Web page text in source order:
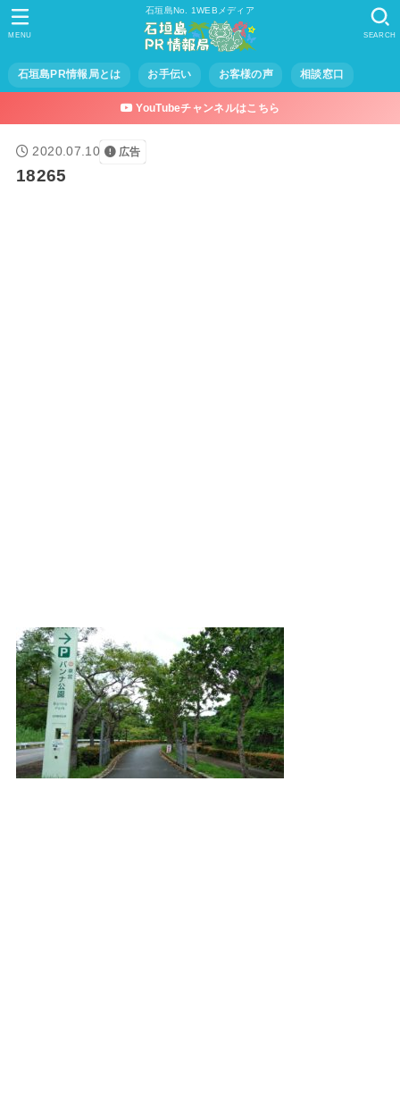
石垣島No. 1WEBメディア
石垣島PR情報局とは お手伝い お客様の声 相談窓口
SEARCH
MENU
YouTubeチャンネルはこちら
2020.07.10 広告
18265